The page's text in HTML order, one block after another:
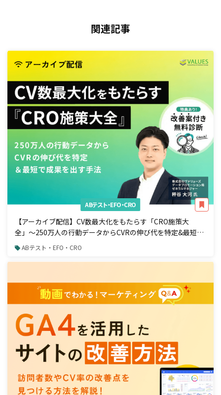
関連記事
ABテスト・EFO・CRO
【アーカイブ配信】CV数最大化をもたらす「CRO施策大
全」〜250万人の行動データからCVRの伸び代を特定&最短で
成果を出す手法〜
ABテスト・EFO・CRO